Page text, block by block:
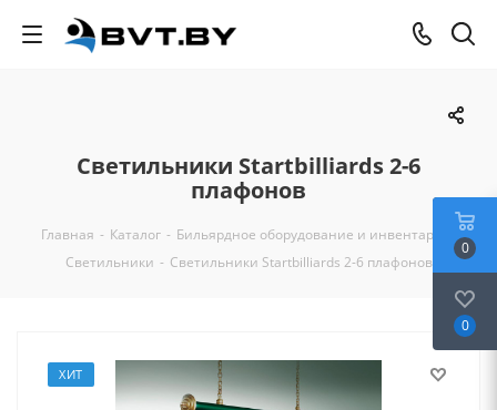
Светильники Startbilliards 2-6
плафонов
Главная - Каталог - Бильярдное оборудование и инвентарь
Светильники - Светильники Startbilliards 2-6 плафонов
ХИТ
0
0